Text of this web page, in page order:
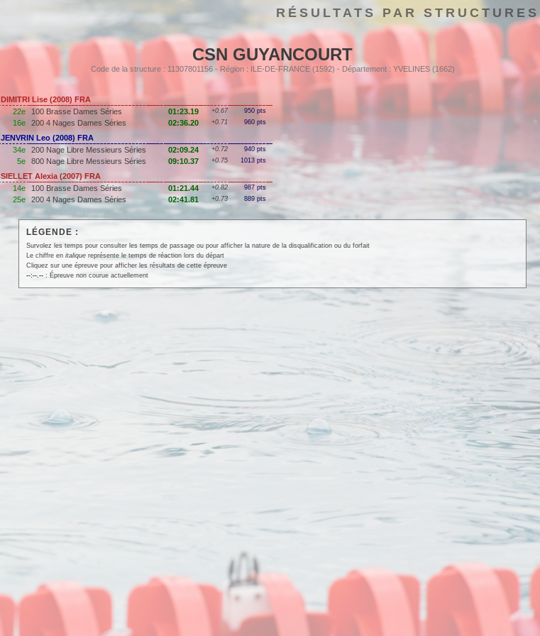
RÉSULTATS PAR STRUCTURES
CSN GUYANCOURT
Code de la structure : 11307801156 - Région : ILE-DE-FRANCE (1592) - Département : YVELINES (1662)
DIMITRI Lise (2008) FRA
22e
100 Brasse Dames Séries 01:23.19 +0.67 950 pts
16e 200 4 Nages Dames Séries 02:36.20 +0.71 960 pts
JENVRIN Leo (2008) FRA
34e
200 Nage Libre Messieurs Séries 02:09.24 +0.72 940 pts
5e 800 Nage Libre Messieurs Séries 09:10.37 +0.75 1013 pts
SIELLET Alexia (2007) FRA
14e
100 Brasse Dames Séries 01:21.44 +0.82 987 pts
25e 200 4 Nages Dames Séries 02:41.81 +0.73 889 pts
LÉGENDE :
Survolez les temps pour consulter les temps de passage ou pour afficher la nature de la disqualification ou du forfait
Le chiffre en italiquereprésente le temps de réaction lors du départ
Cliquez sur une épreuve pour afficher les résultats de cette épreuve
--:--.--: Épreuve non courue actuellement